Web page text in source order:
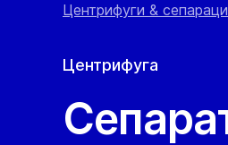
Центрифуги &
Центрифуга